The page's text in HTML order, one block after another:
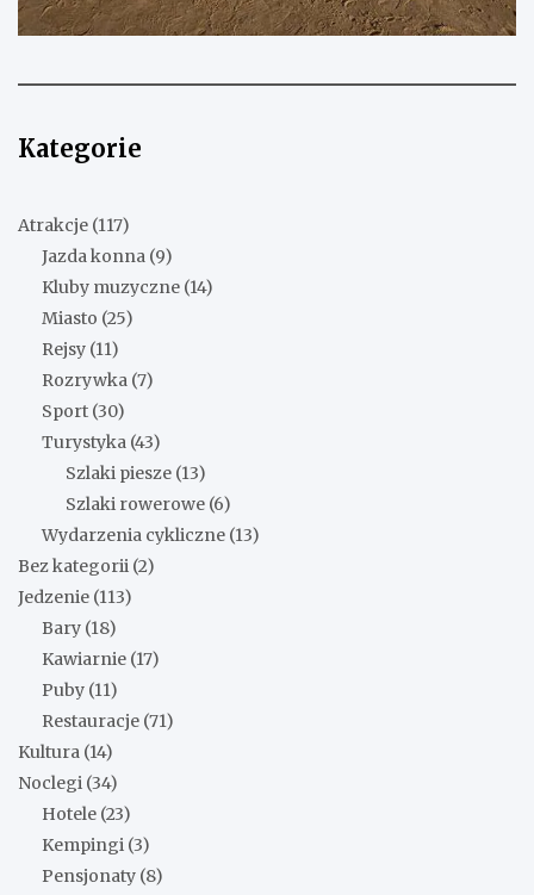
Kategorie
Atrakcje (117)
Jazda konna (9)
Kluby muzyczne (14)
Miasto (25)
Rejsy (11)
Rozrywka (7)
Sport (30)
Turystyka (43)
Szlaki piesze (13)
Szlaki rowerowe (6)
Wydarzenia cykliczne (13)
Bez kategorii (2)
Jedzenie (113)
Bary (18)
Kawiarnie (17)
Puby (11)
Restauracje (71)
Kultura (14)
Noclegi (34)
Hotele (23)
Kempingi (3)
Pensjonaty (8)